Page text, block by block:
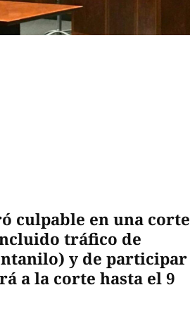
culpable en una corte
tráfico de
y de participar
a la corte hasta el 9